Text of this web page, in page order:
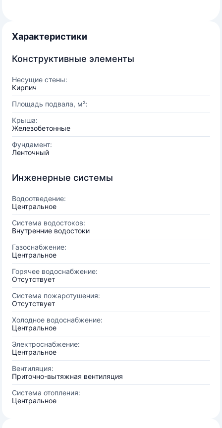
Характеристики
Конструктивные элементы
Несущие стены:
Кирпич
Площадь подвала, м²:
Крыша:
Железобетонные
Фундамент:
Ленточный
Инженерные системы
Водоотведение:
Центральное
Система водостоков:
Внутренние водостоки
Газоснабжение:
Центральное
Горячее водоснабжение:
Отсутствует
Система пожаротушения:
Отсутствует
Холодное водоснабжение:
Центральное
Электроснабжение:
Центральное
Вентиляция:
Приточно-вытяжная вентиляция
Система отопления:
Центральное